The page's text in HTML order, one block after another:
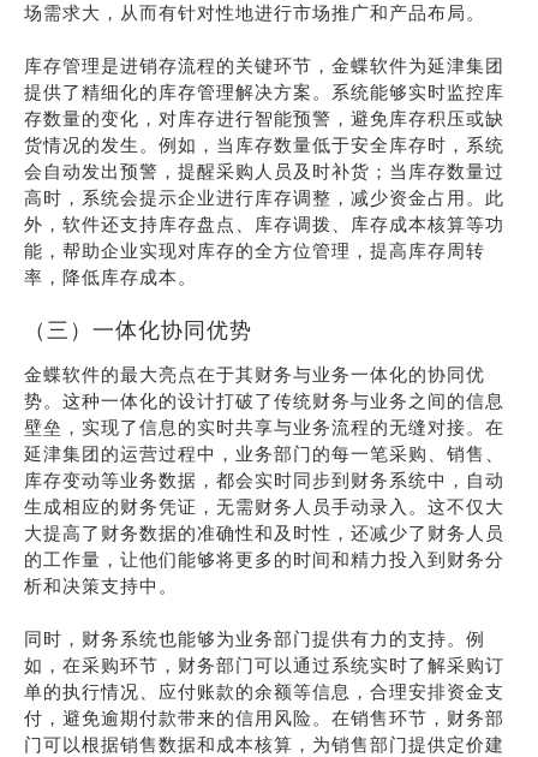
场需求大，从而有针对性地进行市场推广和产品布局。
库存管理是进销存流程的关键环节，金蝶软件为延津集团
提供了精细化的库存管理解决方案。系统能够实时监控库
存数量的变化，对库存进行智能预警，避免库存积压或缺
货情况的发生。例如，当库存数量低于安全库存时，系统
会自动发出预警，提醒采购人员及时补货；当库存数量过
高时，系统会提示企业进行库存调整，减少资金占用。此
外，软件还支持库存盘点、库存调拨、库存成本核算等功
能，帮助企业实现对库存的全方位管理，提高库存周转
率，降低库存成本。
（三）一体化协同优势
金蝶软件的最大亮点在于其财务与业务一体化的协同优
势。这种一体化的设计打破了传统财务与业务之间的信息
壁垒，实现了信息的实时共享与业务流程的无缝对接。在
延津集团的运营过程中，业务部门的每一笔采购、销售、
库存变动等业务数据，都会实时同步到财务系统中，自动
生成相应的财务凭证，无需财务人员手动录入。这不仅大
大提高了财务数据的准确性和及时性，还减少了财务人员
的工作量，让他们能够将更多的时间和精力投入到财务分
析和决策支持中。
同时，财务系统也能够为业务部门提供有力的支持。例
如，在采购环节，财务部门可以通过系统实时了解采购订
单的执行情况、应付账款的余额等信息，合理安排资金支
付，避免逾期付款带来的信用风险。在销售环节，财务部
门可以根据销售数据和成本核算，为销售部门提供定价建